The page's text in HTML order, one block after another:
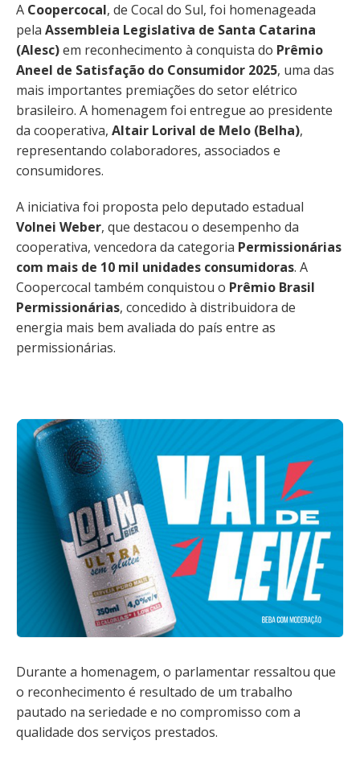
A Coopercocal, de Cocal do Sul, foi homenageada
pela Assembleia Legislativa de Santa Catarina
(Alesc)em reconhecimento à conquista do Prêmio
Aneel de Satisfação do Consumidor 2025, uma das
mais importantes premiações do setor elétrico
brasileiro. A homenagem foi entregue ao presidente
da cooperativa, Altair Lorival de Melo (Belha),
representando colaboradores, associados e
consumidores.
A iniciativa foi proposta pelo deputado estadual
Volnei Weber, que destacou o desempenho da
cooperativa, vencedora da categoria Permissionárias
com mais de 10 mil unidades consumidoras. A
Coopercocal também conquistou o Prêmio Brasil
Permissionárias, concedido à distribuidora de
energia mais bem avaliada do país entre as
permissionárias.
Durante a homenagem, o parlamentar ressaltou que
o reconhecimento é resultado de um trabalho
pautado na seriedade e no compromisso com a
qualidade dos serviços prestados.